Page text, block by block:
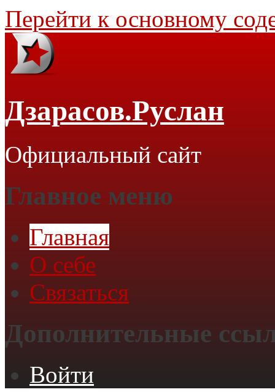
Перейти к основному
Дзарасов.Руслан
Официальный сайт
Главное меню
Главная
О себе
Связаться
Дополнительные
Войти